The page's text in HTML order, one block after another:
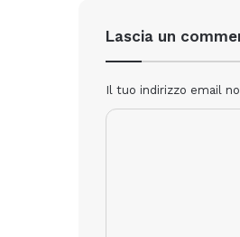
Lascia un
Il tuo indirizzo email